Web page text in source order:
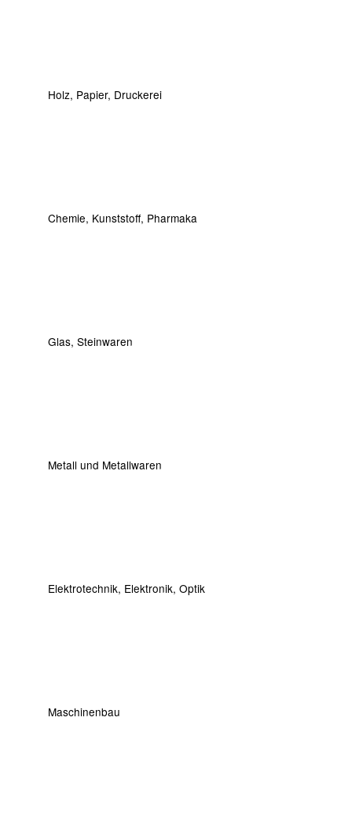
Holz, Papier, Druckerei
Chemie, Kunststoff, Pharmaka
Glas, Steinwaren
Metall und Metallwaren
Elektrotechnik, Elektronik, Optik
Maschinenbau